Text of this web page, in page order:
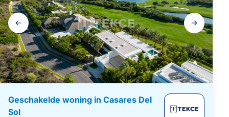
Galerij
navigatie
Geschakelde woning in Casares Del
Sol